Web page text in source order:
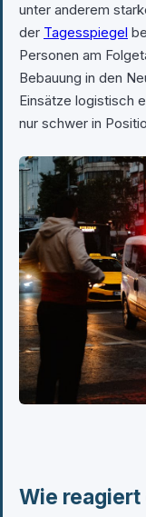
unter anderem
der Tagesspiegel
Personen am
Bebauung in den
Einsätze logistisch
nur schwer in
Wie